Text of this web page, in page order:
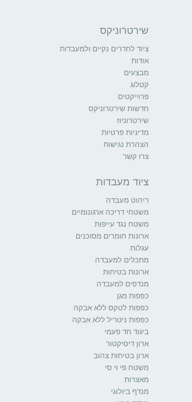
שירטרוניקס
ציוד לחדרים נקיים ולמעבדות
אודות
מבצעים
קטלוג
פרוייקטים
חדשות שירטרוניקס
שירטרוניוז
מדיניות פרטיות
הצהרת נגישות
צרו קשר
ציוד מעבדות
ריהוט מעבדה
משטחי דריכה ארגונומיים
משטח נגד עייפות
ארונות חומרים מסוכנים
עגלות
מתכלים למעבדה
ארונות בטיחות
מנדפים למעבדה
כפפות מגן
כפפות לטקס ללא אבקה
כפפות ניטריל ללא אבקה
ביגוד חד פעמי
ארון דיסיקטור
ארון בטיחות צהוב
משטח פי וי סי
מאצרות
מנדף ביולוגי